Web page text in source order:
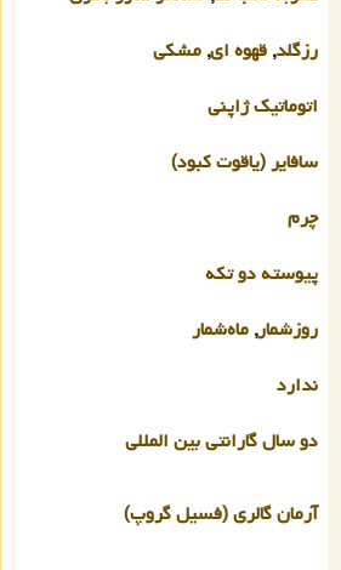
رزگلد, قهوه ای, مشکی
اتوماتیک ژاپنی
سافایر (یاقوت کبود)
چرم
پیوسته دو تکه
روزشمار, ماه‌شمار
ندارد
دو سال گارانتی بین المللی
آرمان گالری (فسیل گروپ)